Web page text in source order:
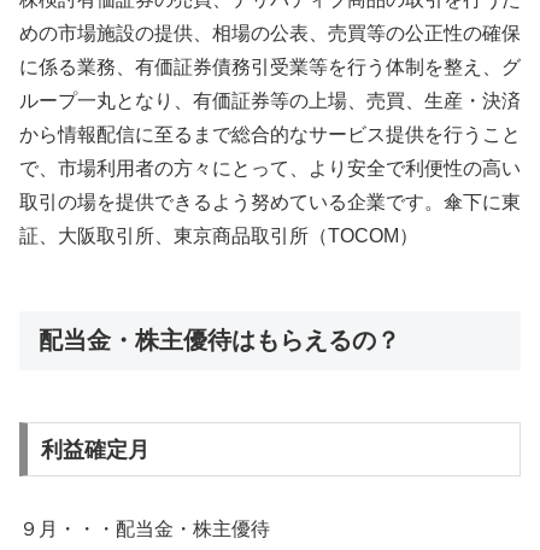
めの市場施設の提供、相場の公表、売買等の公正性の確保
に係る業務、有価証券債務引受業等を行う体制を整え、グ
ループ一丸となり、有価証券等の上場、売買、生産・決済
から情報配信に至るまで総合的なサービス提供を行うこと
で、市場利用者の方々にとって、より安全で利便性の高い
取引の場を提供できるよう努めている企業です。傘下に東
証、大阪取引所、東京商品取引所（TOCOM）
配当金・株主優待はもらえるの？
利益確定月
９月・・・配当金・株主優待